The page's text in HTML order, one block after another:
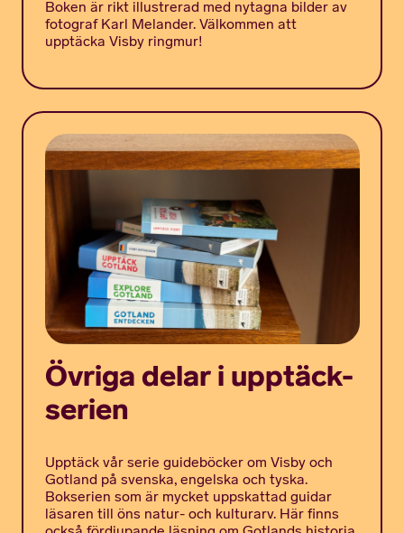
Boken är rikt illustrerad med nytagna bilder av
fotograf Karl Melander. Välkommen att
upptäcka Visby ringmur!
Övriga delar i upptäck-
serien
Upptäck vår serie guideböcker om Visby och
Gotland på svenska, engelska och tyska.
Bokserien som är mycket uppskattad guidar
läsaren till öns natur- och kulturarv. Här finns